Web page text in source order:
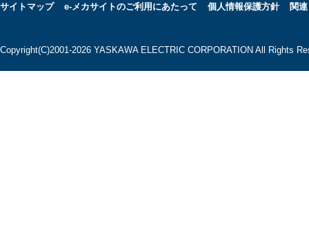
サイトマップ e-メカサイトのご利用にあたって 個人情報保護方針 関
Copyright(C)2001‐2026 YASKAWA ELECTRIC CORPORATION All Rights